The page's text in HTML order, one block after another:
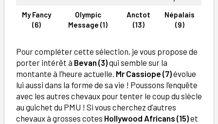
My Fancy
(6)
Olympic
Message (1)
Anctot
(13)
Népalais
(9)
Pour compléter cette sélection, je vous propose de
porter intérêt à Bevan (3)qui semble sur la
montante à l’heure actuelle. Mr Cassiope (7)évolue
lui aussi dans la forme de sa vie ! Poussons l’enquête
avec les autres chevaux pour tenter le coup du siècle
au guichet du PMU ! Si vous cherchez d’autres
chevaux à grosses cotes Hollywood Africans (15)et